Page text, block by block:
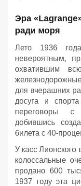
Эра
ради моря
Лето 1936
невероятным,
охватившим
для вчерашних
досуга и
переговоры с
добившись
билета с 40-
У касс
колоссальные
продано 600
1937 году эта